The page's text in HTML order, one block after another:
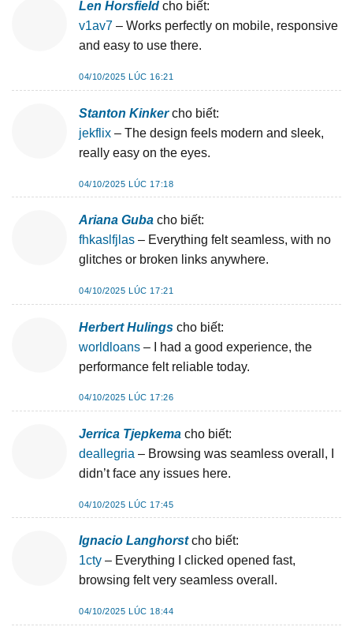
Len Horsfield cho biết:
v1av7 – Works perfectly on mobile, responsive
and easy to use there.
04/10/2025 LÚC 16:21
Stanton Kinker cho biết:
jekflix – The design feels modern and sleek,
really easy on the eyes.
04/10/2025 LÚC 17:18
Ariana Guba cho biết:
fhkaslfjlas – Everything felt seamless, with no
glitches or broken links anywhere.
04/10/2025 LÚC 17:21
Herbert Hulings cho biết:
worldloans – I had a good experience, the
performance felt reliable today.
04/10/2025 LÚC 17:26
Jerrica Tjepkema cho biết:
deallegria – Browsing was seamless overall, I
didn’t face any issues here.
04/10/2025 LÚC 17:45
Ignacio Langhorst cho biết:
1cty – Everything I clicked opened fast,
browsing felt very seamless overall.
04/10/2025 LÚC 18:44